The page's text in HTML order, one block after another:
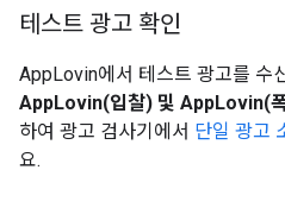
테스트 광고 확인
AppLovin에서 테스트 광고를 수
AppLovin(입찰) 및 AppLovin(
하여 광고 검사기에서 단일 광고
요.